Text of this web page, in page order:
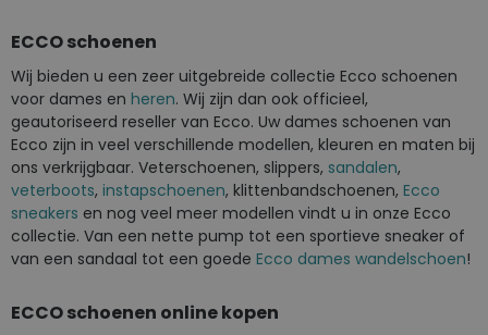
ECCO schoenen
Wij bieden u een zeer uitgebreide collectie Ecco schoenen
voor dames en heren. Wij zijn dan ook officieel,
geautoriseerd reseller van Ecco. Uw dames schoenen van
Ecco zijn in veel verschillende modellen, kleuren en maten bij
ons verkrijgbaar. Veterschoenen, slippers, sandalen,
veterboots, instapschoenen, klittenbandschoenen, Ecco
sneakers en nog veel meer modellen vindt u in onze Ecco
collectie. Van een nette pump tot een sportieve sneaker of
van een sandaal tot een goede Ecco dames wandelschoen!
ECCO schoenen online kopen